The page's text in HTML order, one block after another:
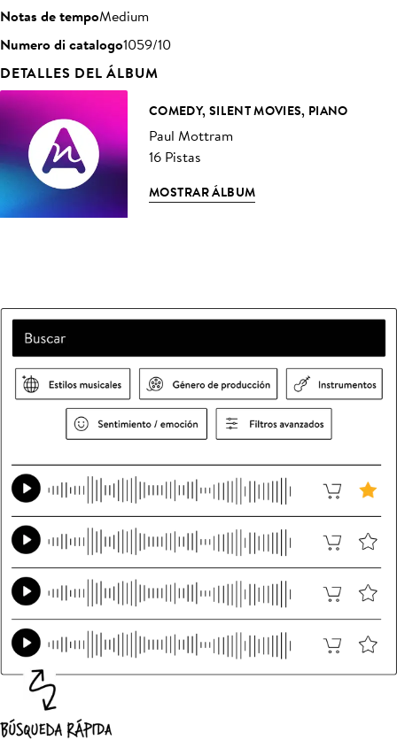
Notas de tempoMedium
Numero di catalogo1059/10
DETALLES DEL ÁLBUM
COMEDY, SILENT MOVIES, PIANO
Paul Mottram
16 Pistas
MOSTRAR ÁLBUM